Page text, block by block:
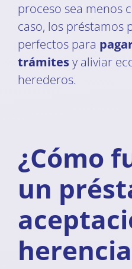
proceso sea menos
caso, los préstamos
perfectos para
trámitesy aliviar
herederos.
¿Cómo
un